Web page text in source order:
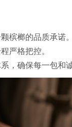
槟榔的品质承诺
严格把控。
，确保每一包和